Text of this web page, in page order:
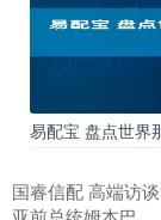
易配宝 盘点世界
国睿信配 高端访